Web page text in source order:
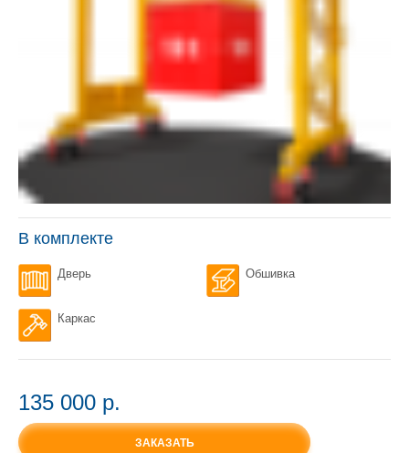
В комплекте
Дверь Обшивка
Каркас
135 000 p.
ЗАКАЗАТЬ